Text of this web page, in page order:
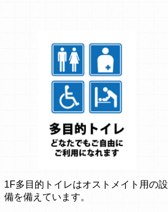
1F多目的トイレはオストメイト用の設
備を備えています。